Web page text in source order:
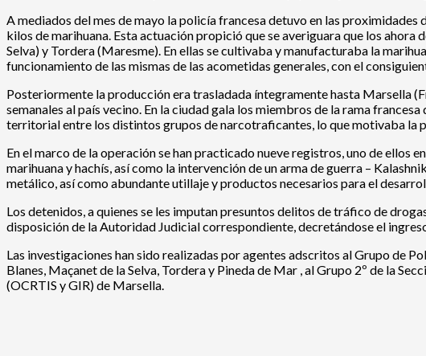
A mediados del mes de mayo la policía francesa detuvo en las
kilos de marihuana. Esta actuación propició que se averiguara que los
Selva) y Tordera (Maresme). En ellas se cultivaba y manufacturaba la
funcionamiento de las mismas de las acometidas generales, con el
Posteriormente la producción era trasladada íntegramente hasta Marsella
semanales al país vecino. En la ciudad gala los miembros de la rama
territorial entre los distintos grupos de narcotraficantes, lo que motivaba la
En el marco de la operación se han practicado nueve registros, uno de ellos
marihuana y hachís, así como la intervención de un arma de guerra –
metálico, así como abundante utillaje y productos necesarios para el
Los detenidos, a quienes se les imputan presuntos delitos de tráfico de
disposición de la Autoridad Judicial correspondiente, decretándose el
Las investigaciones han sido realizadas por agentes adscritos al Grupo de
Blanes, Maçanet de la Selva, Tordera y Pineda de Mar , al Grupo 2º de la
(OCRTIS y GIR) de Marsella.